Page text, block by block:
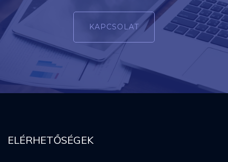
KAPCSOLAT
ELÉRHETŐSÉGEK